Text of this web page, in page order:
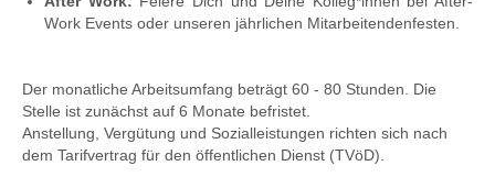
Work Events oder unseren jährlichen Mitarbeitendenfesten.
Der monatliche Arbeitsumfang beträgt 60 - 80 Stunden. Die
Stelle ist zunächst auf 6 Monate befristet.
Anstellung, Vergütung und Sozialleistungen richten sich nach
dem Tarifvertrag für den öffentlichen Dienst (TVöD).